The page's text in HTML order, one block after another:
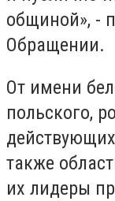
общиной», -
Обращении.
От имени
польского,
также
их лидеры